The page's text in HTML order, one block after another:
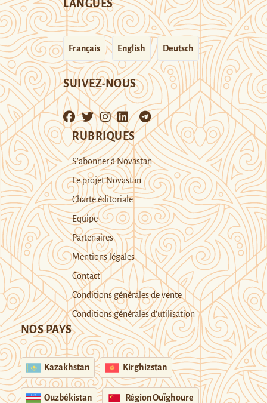
LANGUES
Français English Deutsch
SUIVEZ-NOUS
RUBRIQUES
S’abonner à Novastan
Le projet Novastan
Charte éditoriale
Equipe
Partenaires
Mentions légales
Contact
Conditions générales de vente
Conditions générales d’utilisation
NOS PAYS
Kazakhstan Kirghizstan
Ouzbékistan Région Ouïghoure